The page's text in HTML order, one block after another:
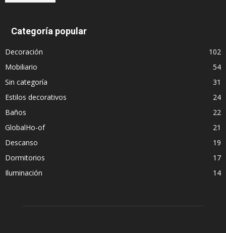
Categoría popular
Decoración
102
Mobiliario
54
Sin categoría
31
Estilos decorativos
24
Baños
22
GlobalHo-of
21
Descanso
19
Dormitorios
17
Iluminación
14